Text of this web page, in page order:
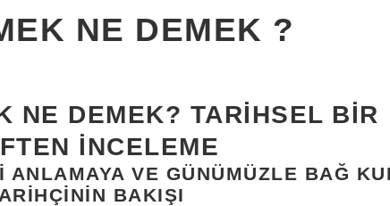
NE DEMEK ?
NE DEMEK? TARIHSEL BIR
İNCELEME
ANLAMAYA VE GÜNÜMÜZLE BAĞ
BAKIŞI